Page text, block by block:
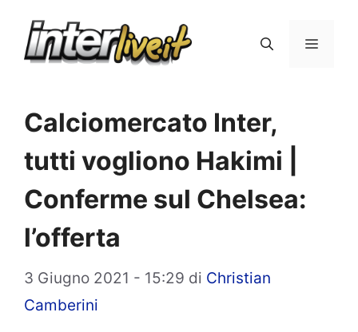
Menu
Calciomercato Inter,
tutti vogliono Hakimi |
Conferme sul Chelsea:
l’offerta
3 Giugno 2021 - 15:29 di Christian
Camberini